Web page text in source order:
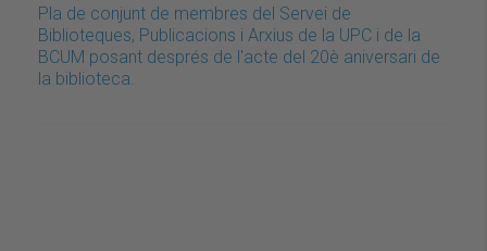
Pla de conjunt de membres del Servei de
Biblioteques, Publicacions i Arxius de la UPC i de la
BCUM posant després de l'acte del 20è aniversari de
la biblioteca.